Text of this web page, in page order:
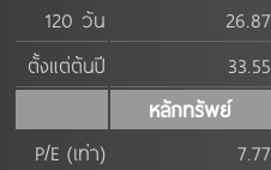
120 วัน
26.87
ตั้งแต่ต้นปี
33.55
หลักทรัพย์
P/E (เท่า)
7.77